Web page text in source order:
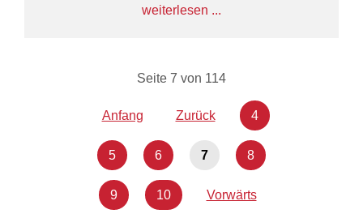
weiterlesen ...
Seite 7 von 114
Anfang Zurück 4
5 6 7 8
9 10 Vorwärts